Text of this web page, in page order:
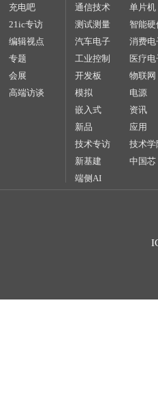
充电吧
21ic专访
编辑视点
专题
会展
高端访谈
通信技术
单片机
测试测量
智能硬
汽车电子
消费电
工业控制
医疗电
开发板
物联网
模拟
电源
嵌入式
资讯
新品
应用
技术专访
技术学
新基建
中国芯
端侧AI